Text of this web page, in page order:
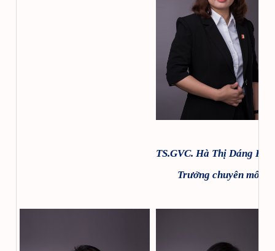
TS.GVC. Hà Thị Dáng
Trưởng chuyên môn